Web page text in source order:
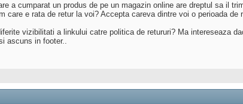
a cumparat un produs de pe un magazin online are dreptul sa il
care e rata de retur la voi? Accepta careva dintre voi o perioada de
vizibilitati a linkului catre politica de retururi? Ma intereseaza
ascuns in footer..